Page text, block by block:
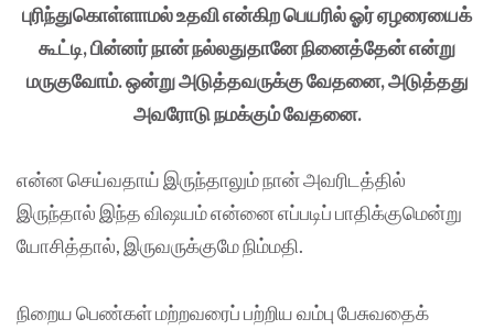
புரிந்துகொள்ளாமல் உதவி என்கிற பெயரில் ஓர் ஏழரையைக்
கூட்டி, பின்னர் நான் நல்லதுதானே நினைத்தேன் என்று
மருகுவோம். ஒன்று அடுத்தவருக்கு வேதனை, அடுத்தது
அவரோடு நமக்கும் வேதனை.
என்ன செய்வதாய் இருந்தாலும் நான் அவரிடத்தில்
இருந்தால் இந்த விஷயம் என்னை எப்படிப் பாதிக்குமென்று
யோசித்தால், இருவருக்குமே நிம்மதி.
நிறைய பெண்கள் மற்றவரைப் பற்றிய வம்பு பேசுவதைக்